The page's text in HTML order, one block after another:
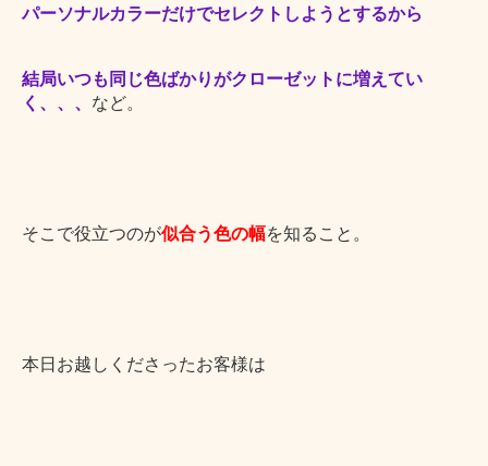
パーソナルカラーだけでセレクトしようとするから
結局いつも同じ色ばかりがクローゼットに増えてい
く、、、 など。
そこで役立つのが似合う色の幅を知ること。
本日お越しくださったお客様は